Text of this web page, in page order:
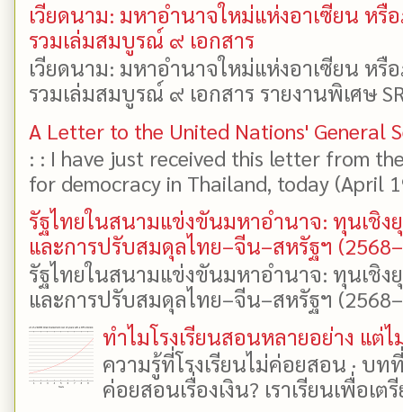
เวียดนาม: มหาอำนาจใหม่แห่งอาเซียน ห
รวมเล่มสมบูรณ์ ๙ เอกสาร
เวียดนาม: มหาอำนาจใหม่แห่งอาเซียน ห
รวมเล่มสมบูรณ์ ๙ เอกสาร รายงานพิเศษ
A Letter to the United Nations' General
: : I have just received this letter from
for democracy in Thailand, today (April
รัฐไทยในสนามแข่งขันมหาอำนาจ: ทุนเชิง
และการปรับสมดุลไทย–จีน–สหรัฐฯ
รัฐไทยในสนามแข่งขันมหาอำนาจ: ทุนเชิง
และการปรับสมดุลไทย–จีน–สหรัฐฯ
ทำไมโรงเรียนสอนหลายอย่าง แต่ไ
ความรู้ที่โรงเรียนไม่ค่อยสอน · บ
ค่อยสอนเรื่องเงิน? เราเรียนเพื่อเต